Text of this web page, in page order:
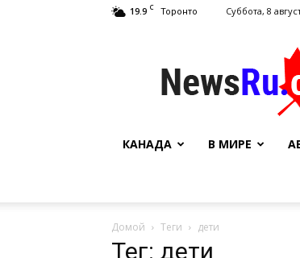
19.9 C Торонто Суббота, 8
КАНАДА В МИРЕ
Домой Теги дети
Тег: дети